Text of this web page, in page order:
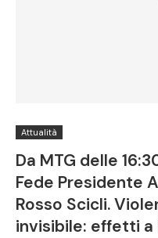
Attualità
Da MTG delle
Fede Presidente
Rosso Scicli.
invisibile: effetti